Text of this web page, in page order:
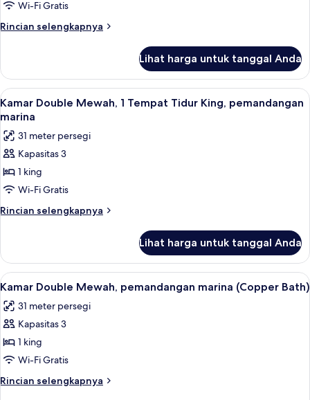
Double
atau
Twin
Wi-Fi Gratis
Rincian selengkapnya
Rincian
Kamar
Double
atau
Twin
Lihat harga untuk tanggal Anda
Lihat
semua
foto
untuk
Kamar
Double
Mewah,
1
King,
pemandangan
marina
Meja kerja, tempat tidur bayi (biaya
6
Kamar Double Mewah, 1 Tempat Tidur King, pemandangan
marina
31 meter persegi
Kapasitas 3
1 king
Wi-Fi Gratis
Rincian selengkapnya
Rincian
Kamar
Double
Mewah,
Tempat
Tidur
pemandangan
marina
Lihat harga untuk tanggal Anda
Lihat
semua
foto
untuk
Kamar
Double
Mewah,
pemandangan
Kamar Double Mewah,
8
Kamar Double Mewah, pemandangan marina (Copper Bath)
31 meter persegi
Kapasitas 3
1 king
Wi-Fi Gratis
Rincian selengkapnya
Rincian